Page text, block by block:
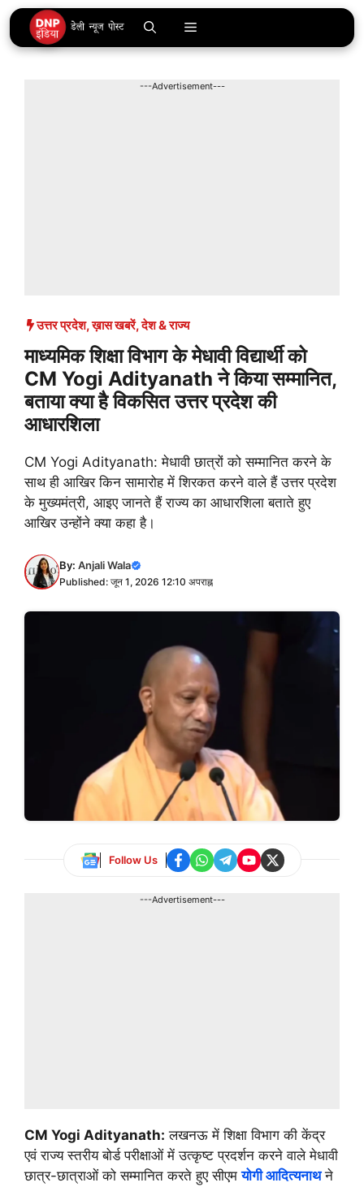
Skip
to
content
Menu
---Advertisement---
उत्तर प्रदेश,ख़ास खबरें,देश & राज्य
माध्यमिक शिक्षा विभाग के मेधावी विद्यार्थी को
CM Yogi Adityanath ने किया सम्मानित,
बताया क्या है विकसित उत्तर प्रदेश की
आधारशिला
CM Yogi Adityanath: मेधावी छात्रों को सम्मानित करने के
साथ ही आखिर किन सामारोह में शिरकत करने वाले हैं उत्तर प्रदेश
के मुख्यमंत्री, आइए जानते हैं राज्य का आधारशिला बताते हुए
आखिर उन्होंने क्या कहा है।
By: Anjali Wala
Published: जून 1, 2026 12:10 अपराह्न
Follow Us
---Advertisement---
CM Yogi Adityanath: लखनऊ में शिक्षा विभाग की केंद्र
एवं राज्य स्तरीय बोर्ड परीक्षाओं में उत्कृष्ट प्रदर्शन करने वाले मेधावी
छात्र-छात्राओं को सम्मानित करते हुए सीएमयोगी आदित्यनाथ ने